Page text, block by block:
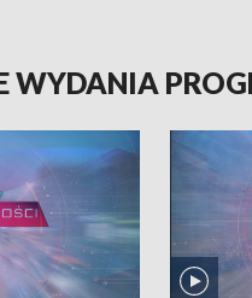
WYDANIA